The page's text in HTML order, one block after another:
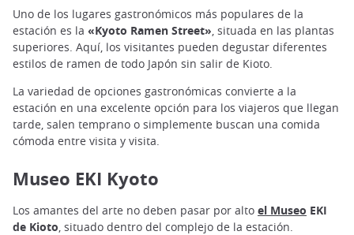
Uno de los lugares gastronómicos más populares de la
estación es la «Kyoto Ramen Street» , situada en las plantas
superiores. Aquí, los visitantes pueden degustar diferentes
estilos de ramen de todo Japón sin salir de Kioto.
La variedad de opciones gastronómicas convierte a la
estación en una excelente opción para los viajeros que llegan
tarde, salen temprano o simplemente buscan una comida
cómoda entre visita y visita.
Museo EKI Kyoto
Los amantes del arte no deben pasar por alto el Museo EKI
de Kioto , situado dentro del complejo de la estación.